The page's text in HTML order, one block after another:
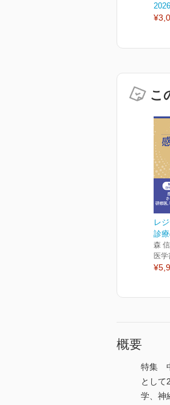
こ
レ
診
森
医
概要
特集
として
学、神